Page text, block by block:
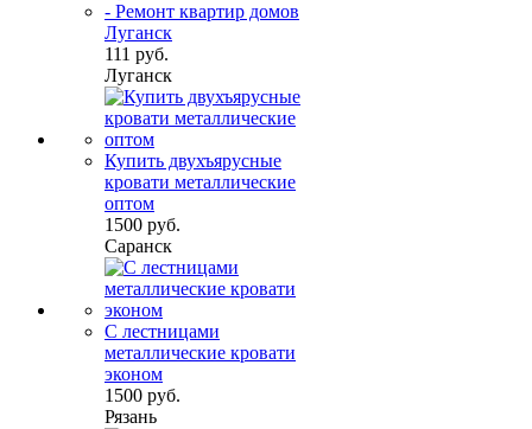
- Ремонт квартир домов
Луганск
111 руб.
Луганск
Купить двухъярусные
кровати металлические
оптом
1500 руб.
Саранск
С лестницами
металлические кровати
эконом
1500 руб.
Рязань